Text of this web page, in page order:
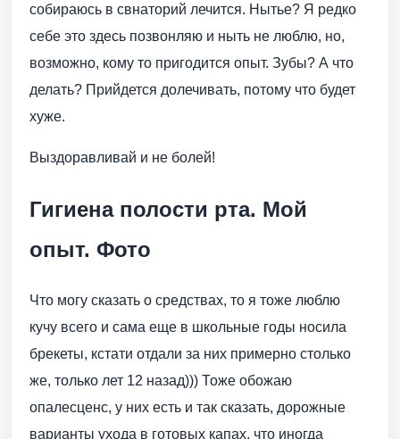
собираюсь в свнаторий лечится. Нытье? Я редко
себе это здесь позвонляю и ныть не люблю, но,
возможно, кому то пригодится опыт. Зубы? А что
делать? Прийдется долечивать, потому что будет
хуже.
Выздоравливай и не болей!
Гигиена полости рта. Мой
опыт. Фото
Что могу сказать о средствах, то я тоже люблю
кучу всего и сама еще в школьные годы носила
брекеты, кстати отдали за них примерно столько
же, только лет 12 назад))) Тоже обожаю
опалесценс, у них есть и так сказать, дорожные
варианты ухода в готовых капах, что иногда